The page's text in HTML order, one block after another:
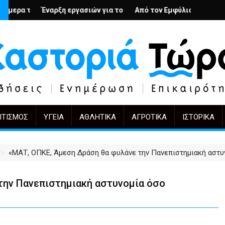
– Ο Άρμιν Βέγκνερ απέναντι στη λήθη
για το Κέντρο Ημέρας Ολικής Φροντίδας στην Καστοριά
Από τον Εμφύλιο στην Πόλωση: το ίδιο έργο,
KIFF 51: Η εικόνα
ΥΓΕΊΑ ΑΘΛΗΤΙΚΆ ΑΓΡΟΤΙΚΆ ΙΣΤΟΡΙΚΆ
«ΜΑΤ, ΟΠΚΕ, Άμεση Δράση θα φυλάνε την Πανεπιστημιακή
Πανεπιστημιακή αστυνομία όσο